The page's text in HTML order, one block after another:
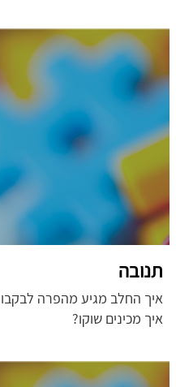
תנובה
איך החלב מגיע מהפרה
איך מכינים שוקו?